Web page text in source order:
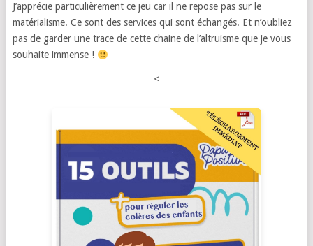
J’apprécie particulièrement ce jeu car il ne repose pas sur le
matérialisme. Ce sont des services qui sont échangés. Et n’oubliez
pas de garder une trace de cette chaine de l’altruisme que je vous
souhaite immense !
<